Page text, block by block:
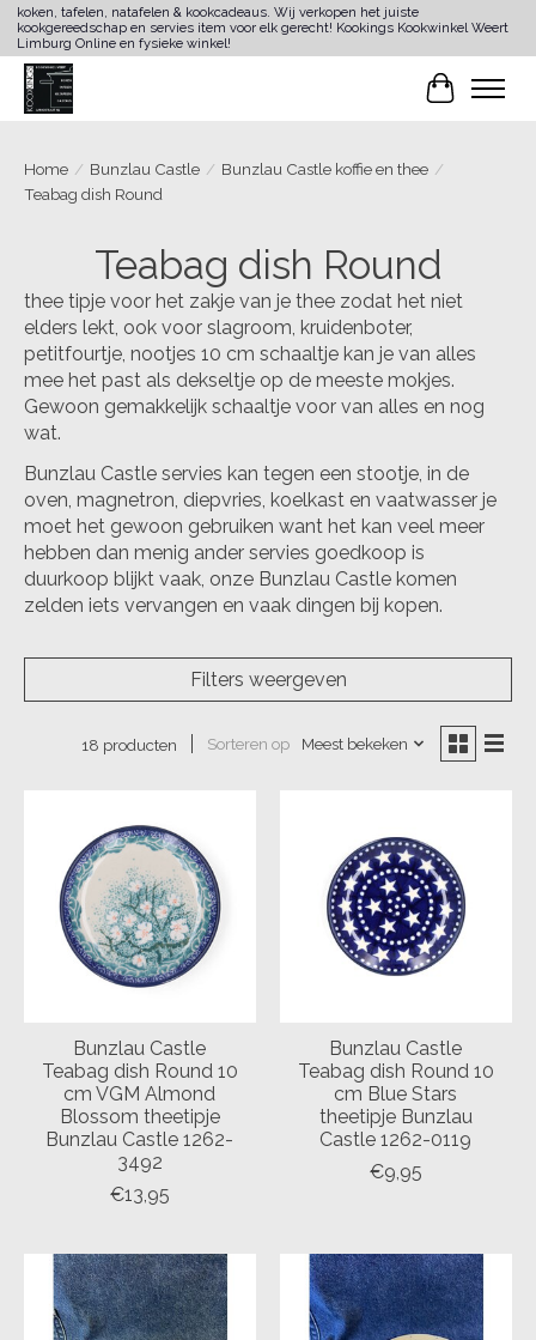
koken, tafelen, natafelen & kookcadeaus. Wij verkopen het juiste
kookgereedschap en servies item voor elk gerecht! Kookings Kookwinkel Weert
Limburg Online en fysieke winkel!
Home / Bunzlau Castle / Bunzlau Castle koffie en thee /
Teabag dish Round
Teabag dish Round
thee tipje voor het zakje van je thee zodat het niet
elders lekt, ook voor slagroom, kruidenboter,
petitfourtje, nootjes 10 cm schaaltje kan je van alles
mee het past als dekseltje op de meeste mokjes.
Gewoon gemakkelijk schaaltje voor van alles en nog
wat.
Bunzlau Castle servies kan tegen een stootje, in de
oven, magnetron, diepvries, koelkast en vaatwasser je
moet het gewoon gebruiken want het kan veel meer
hebben dan menig ander servies goedkoop is
duurkoop blijkt vaak, onze Bunzlau Castle komen
zelden iets vervangen en vaak dingen bij kopen.
Filters weergeven
18 producten Sorteren op Meest bekeken
Bunzlau Castle
Teabag dish Round 10
cm VGM Almond
Blossom theetipje
Bunzlau Castle 1262-
3492
€13,95
Bunzlau Castle
Teabag dish Round 10
cm Blue Stars
theetipje Bunzlau
Castle 1262-0119
€9,95